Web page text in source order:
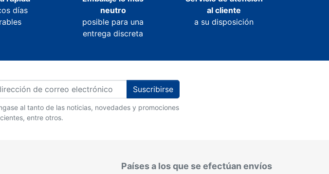
días
neutro
posible para una
entrega discreta
al cliente
a su disposición
Suscribirse
al tanto de las noticias, novedades y promociones
entre otros.
Países a los que se efectúan envíos